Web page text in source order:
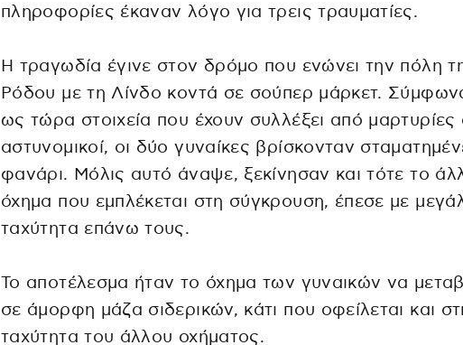
πληροφορίες έκαναν λόγο για τρεις τραυματίες.
Η τραγωδία έγινε στον δρόμο που ενώνει την πόλη
Ρόδου με τη Λίνδο κοντά σε σούπερ μάρκετ.
ως τώρα στοιχεία που έχουν συλλέξει από μαρτυρίες
αστυνομικοί, οι δύο γυναίκες βρίσκονταν
φανάρι. Μόλις αυτό άναψε, ξεκίνησαν και τότε το
όχημα που εμπλέκεται στη σύγκρουση, έπεσε με
ταχύτητα επάνω τους.
Το αποτέλεσμα ήταν το όχημα των γυναικών να
σε άμορφη μάζα σιδερικών, κάτι που οφείλεται και
ταχύτητα του άλλου οχήματος.